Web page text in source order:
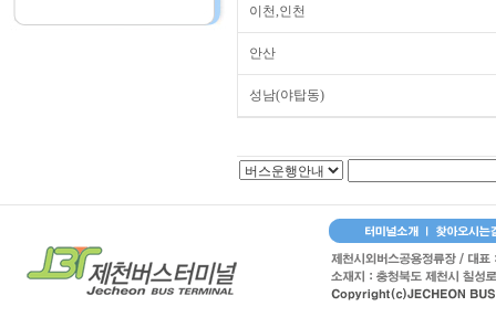
이천,인천
안산
성남(야탑동)